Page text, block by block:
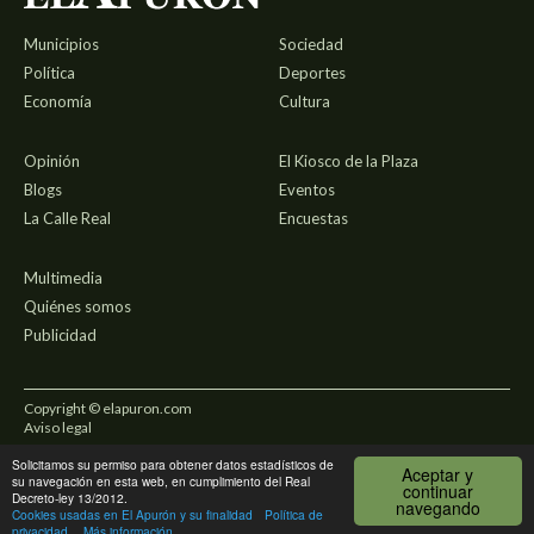
Aceptar y
continuar
navegando
Solicitamos su permiso para obtener datos estadísticos de
su navegación en esta web, en cumplimiento del Real
Decreto-ley 13/2012.
Cookies usadas en El Apurón y su finalidad
Política de
Municipios
Política
Economía
Sociedad
Deportes
Cultura
Opinión
Blogs
La Calle Real
El Kiosco de la Plaza
Eventos
Encuestas
Multimedia
Quiénes somos
Publicidad
Copyright © elapuron.com
Aviso legal
Política de privacidad
Uso de cookies